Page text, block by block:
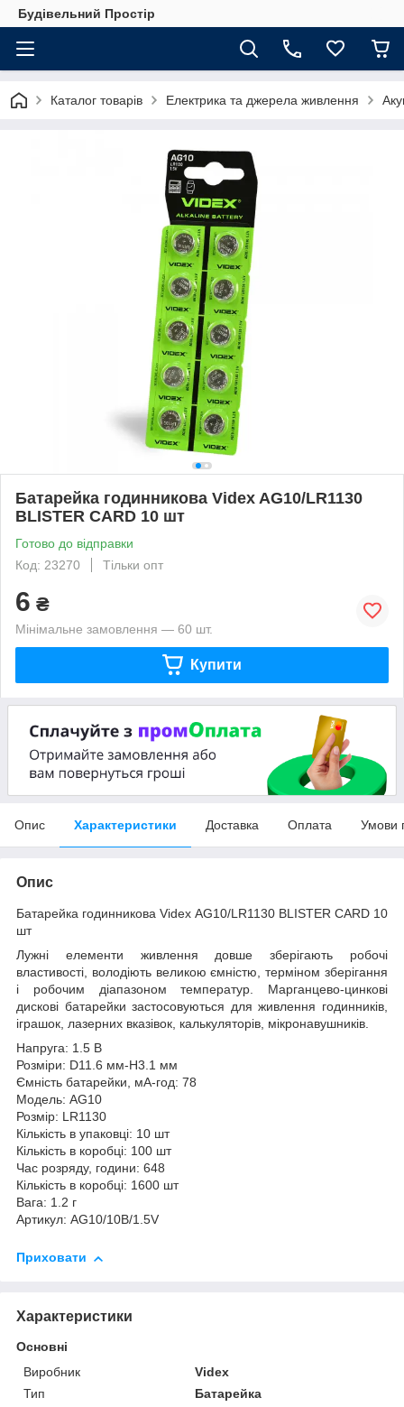
Будівельний Простір
Каталог товарів Електрика та джерела живлення
Батарейка годинникова Videx AG10/LR1130
BLISTER CARD 10 шт
Готово до відправки
Код: 23270
Тільки опт
6 ₴
Мінімальне замовлення — 60 шт.
Купити
Опис Характеристики Доставка Оплата Умови
Опис
Батарейка годинникова Videx AG10/LR1130 BLISTER CARD 10
шт
Лужні елементи живлення довше зберігають робочі
властивості, володіють великою ємністю, терміном зберігання
і робочим діапазоном температур. Марганцево-цинкові
дискові батарейки застосовуються для живлення годинників,
іграшок, лазерних вказівок, калькуляторів, мікронавушників.
Напруга: 1.5 В
Розміри: D11.6 мм-H3.1 мм
Ємність батарейки, мА-год: 78
Модель: AG10
Розмір: LR1130
Кількість в упаковці: 10 шт
Кількість в коробці: 100 шт
Час розряду, години: 648
Кількість в коробці: 1600 шт
Вага: 1.2 г
Артикул: AG10/10B/1.5V
Приховати
Характеристики
Основні
Виробник
Videx
Тип
Батарейка